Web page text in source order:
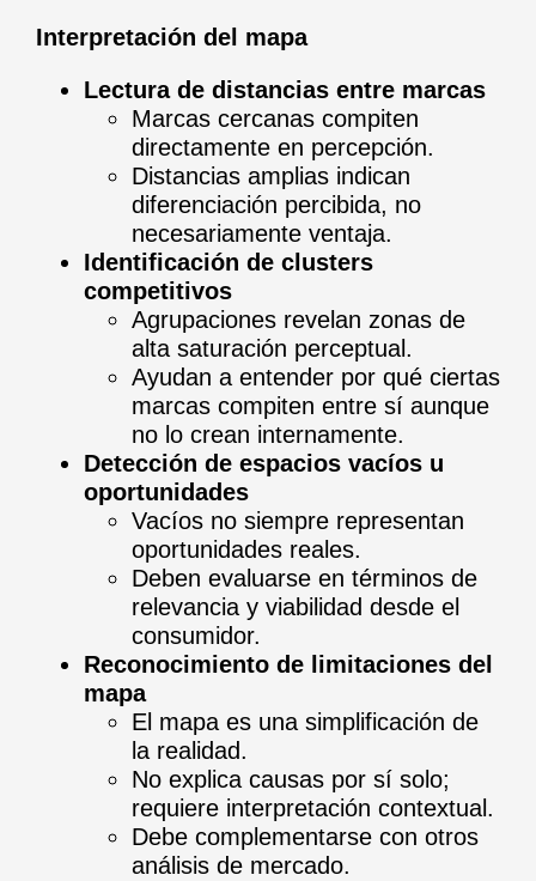
Interpretación del mapa
Lectura de distancias entre marcas
Marcas cercanas compiten
directamente en percepción.
Distancias amplias indican
diferenciación percibida, no
necesariamente ventaja.
Identificación de clusters
competitivos
Agrupaciones revelan zonas de
alta saturación perceptual.
Ayudan a entender por qué ciertas
marcas compiten entre sí aunque
no lo crean internamente.
Detección de espacios vacíos u
oportunidades
Vacíos no siempre representan
oportunidades reales.
Deben evaluarse en términos de
relevancia y viabilidad desde el
consumidor.
Reconocimiento de limitaciones del
mapa
El mapa es una simplificación de
la realidad.
No explica causas por sí solo;
requiere interpretación contextual.
Debe complementarse con otros
análisis de mercado.